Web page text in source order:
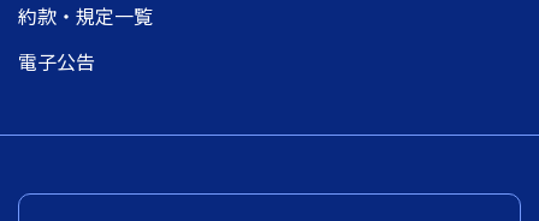
約款・規定一覧
電子公告